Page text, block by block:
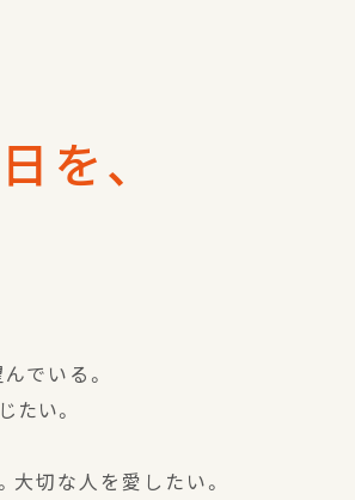
を、
でいる。
たい。
大切な人を愛したい。